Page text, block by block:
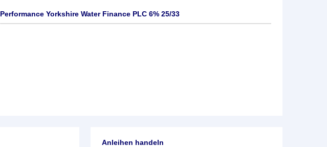
Performance Yorkshire Water Finance PLC 6% 25/33
Anleihen handeln